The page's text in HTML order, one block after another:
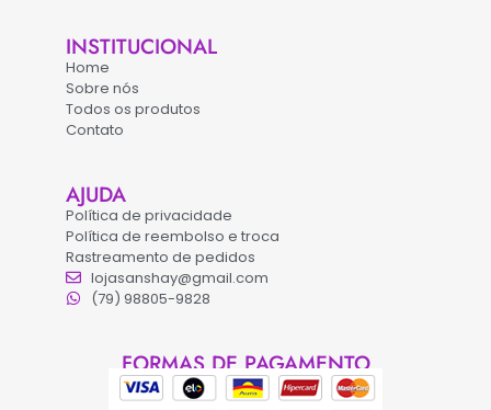
INSTITUCIONAL
Home
Sobre nós
Todos os produtos
Contato
AJUDA
Política de privacidade
Política de reembolso e troca
Rastreamento de pedidos
lojasanshay@gmail.com
(79) 98805-9828
FORMAS DE PAGAMENTO